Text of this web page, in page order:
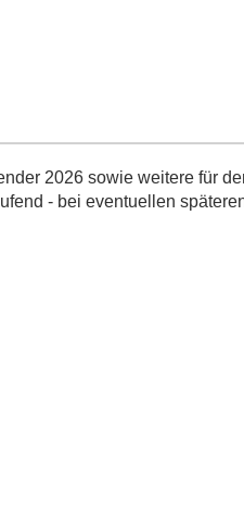
2026 sowie weitere für
- bei eventuellen